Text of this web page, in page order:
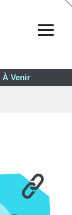
À Venir